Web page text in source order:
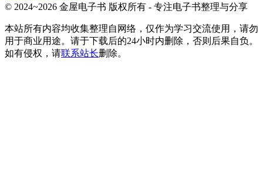
© 2024~2026 金屋电子书 版权所有 - 专注电子书整理与分享
本站所有内容均收集整理自网络，仅作为学习交流使用，请勿
用于商业用途。请于下载后的24小时内删除，否则后果自负。
如有侵权，请联系站长删除。